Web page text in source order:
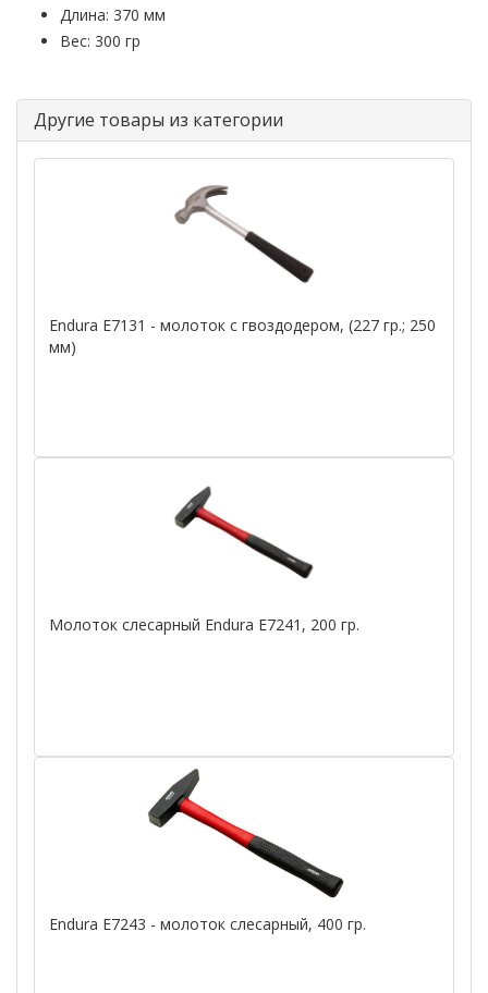
Длина: 370 мм
Вес: 300 гр
Другие товары из категории
Endura E7131 - молоток с гвоздодером, (227 гр.; 250
мм)
Молоток слесарный Endura E7241, 200 гр.
Endura E7243 - молоток слесарный, 400 гр.